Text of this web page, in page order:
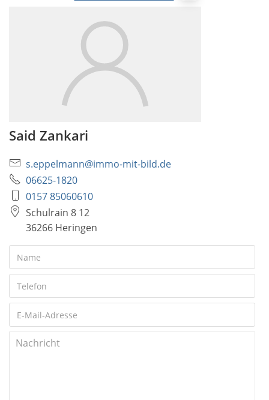
Said Zankari
s.eppelmann@immo-mit-bild.de
06625-1820
0157 85060610
Schulrain 8 12
36266 Heringen